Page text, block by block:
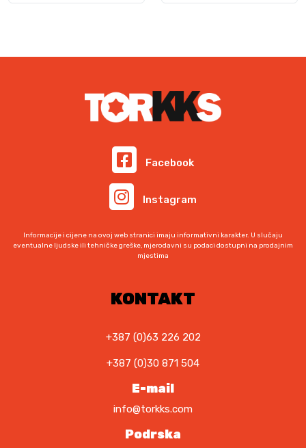
Facebook
Instagram
Informacije i cijene na ovoj web stranici imaju informativni karakter. U slučaju
eventualne ljudske ili tehničke greške, mjerodavni su podaci dostupni na prodajnim
mjestima
KONTAKT
+387 (0)63 226 202
+387 (0)30 871 504
E-mail
info@torkks.com
Podrska